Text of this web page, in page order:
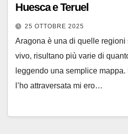
Huesca e Teruel
25 OTTOBRE 2025
Aragona è una di quelle regioni
vivo, risultano più varie di
leggendo una semplice
l’ho attraversata mi ero…